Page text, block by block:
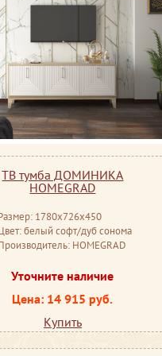
ТВ тумба ДОМИНИКА
HOMEGRAD
1780х726х450
белый софт/дуб сонома
HOMEGRAD
Уточните наличие
Цена: 14 915 руб.
Купить